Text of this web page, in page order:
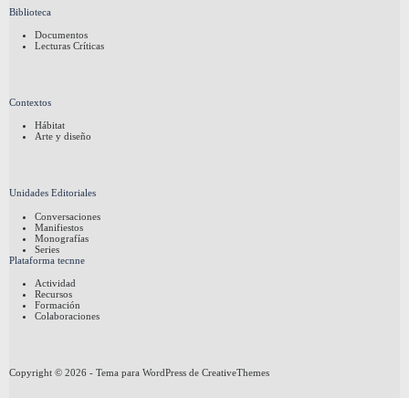
Biblioteca
Documentos
Lecturas Críticas
Contextos
Hábitat
Arte y diseño
Unidades Editoriales
Conversaciones
Manifiestos
Monografías
Series
Plataforma tecnne
Actividad
Recursos
Formación
Colaboraciones
Copyright © 2026 - Tema para WordPress de CreativeThemes